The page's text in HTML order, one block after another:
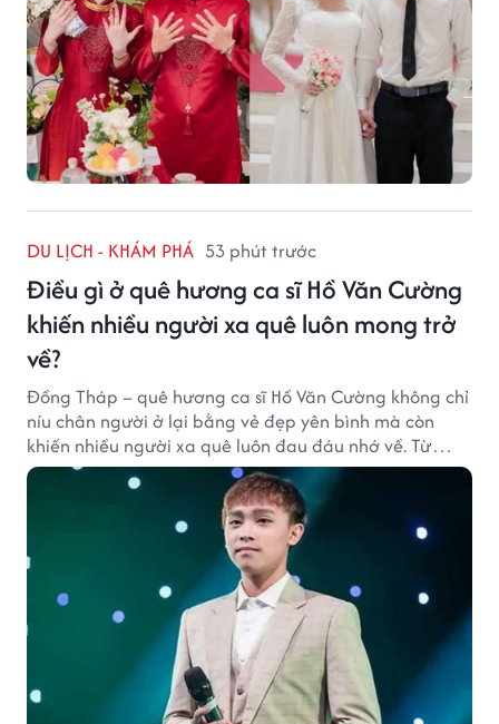
DU LỊCH - KHÁM PHÁ 53 phút trước
Điều gì ở quê hương ca sĩ Hồ Văn Cường
khiến nhiều người xa quê luôn mong trở
về?
Đồng Tháp – quê hương ca sĩ Hồ Văn Cường không chỉ
níu chân người ở lại bằng vẻ đẹp yên bình mà còn
khiến nhiều người xa quê luôn đau đáu nhớ về. Từ
cảnh sắc, ẩm thực đến tình người mộc mạc, tất cả tạo
nên sức hút rất riêng của vùng đất sen hồng.